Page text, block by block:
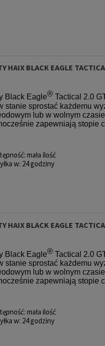
HAIX BLACK EAGLE
Black Eagle®Tactical 2.0
stanie sprostać każdemu
lub w wolnym
zapewniają stopie
mała ilość
w: 24 godziny
HAIX BLACK EAGLE
Black Eagle®Tactical 2.0
stanie sprostać każdemu
lub w wolnym
zapewniają stopie
mała ilość
w: 24 godziny